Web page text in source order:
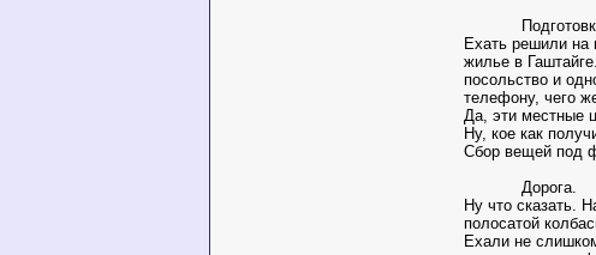
Ехать решили на
жилье в
посольство и
телефону, чего
Да, эти местные
Ну, кое как
Сбор вещей под
Дорога.
Ну что сказать.
полосатой
Ехали не